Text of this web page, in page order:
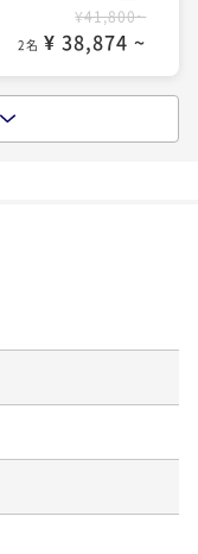
最大7％OFF
¥112,800~
2名 ¥ 104,904 ~
¥71,200~
2名 ¥ 66,216 ~
家に泊まる地元
5分！風土薫
民家旅＜夕朝
¥41,800~
2名 ¥ 38,874 ~
根の恵み 朝食付
フレンチ"で出
で最大7％OFF